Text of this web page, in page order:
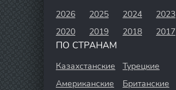
2026 2025 2024 2023
2020
2019 2018 2017
ПО СТРАНАМ
Казахстанские Турецкие
Американские
Британские